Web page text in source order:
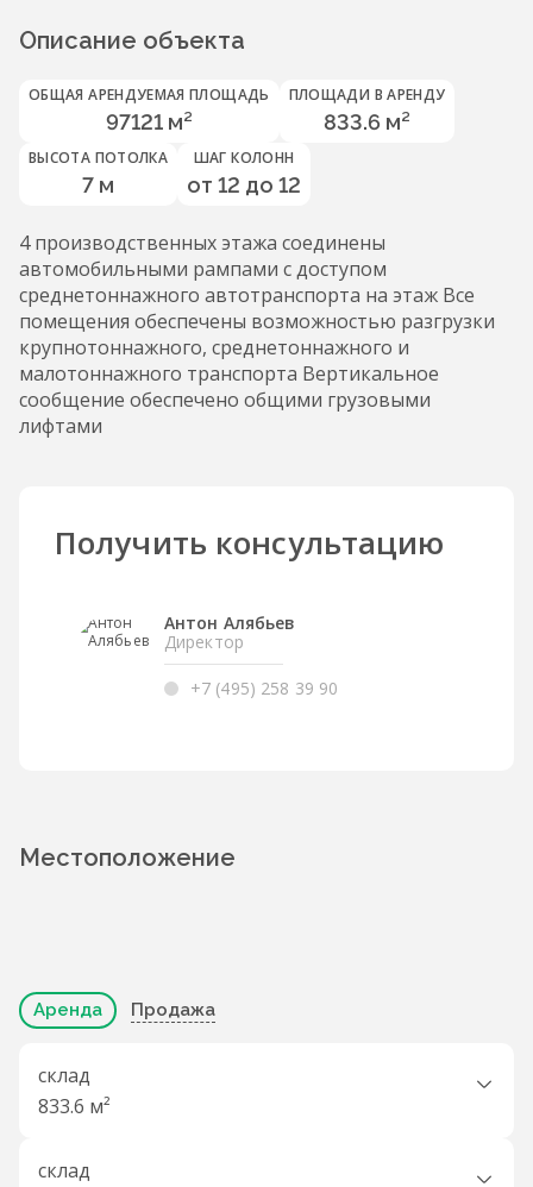
Описание объекта
ОБЩАЯ АРЕНДУЕМАЯ ПЛОЩАДЬ
97121 м²
ПЛОЩАДИ В АРЕНДУ
833.6 м²
ВЫСОТА ПОТОЛКА
7 м
ШАГ КОЛОНН
от 12 до 12
4 производственных этажа соединены
автомобильными рампами с доступом
среднетоннажного автотранспорта на этаж Все
помещения обеспечены возможностью разгрузки
крупнотоннажного, среднетоннажного и
малотоннажного транспорта Вертикальное
сообщение обеспечено общими грузовыми
лифтами
Получить консультацию
Антон Алябьев
Директор
+7 (495) 258 39 90
Местоположение
Аренда Продажа
склад
833.6 м²
склад